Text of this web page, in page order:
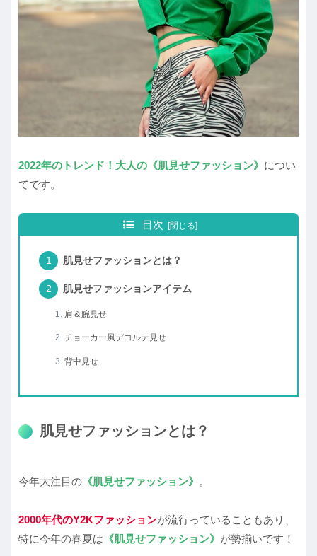
2022年のトレンド ！ 大人の 《肌見せファッション》 につい
てです。
目次
肌見せファッションとは？
肌見せファッションアイテム
肩＆腕見せ
チョーカー風デコルテ見せ
背中見せ
肌見せファッションとは？
今年大注目の 《肌見せファッション》 。
2000年代のY2Kファッションが流行っていることもあり、
特に今年の春夏は 《肌見せファッション》 が勢揃いです！